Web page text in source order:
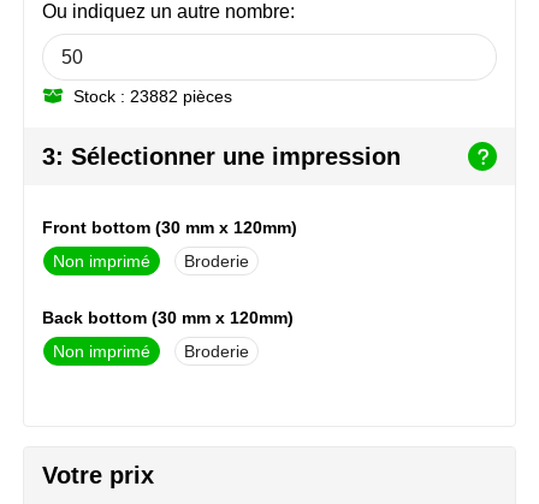
Parker pennen
Peekay
Senator
Sophie Muval
Stilolinea
Ou indiquez un autre nombre:
Stock : 23882 pièces
3: Sélectionner une impression
Front bottom (30 mm x 120mm)
Non imprimé
Broderie
Back bottom (30 mm x 120mm)
Non imprimé
Broderie
Votre prix